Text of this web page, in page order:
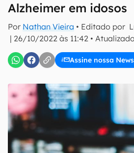
Alzheimer em idosos
Por Nathan Vieira • Editado por
| 26/10/2022 às 11:42 • Atualizado
Assine nossa
E-mail
Uso e Política de Privacidade do